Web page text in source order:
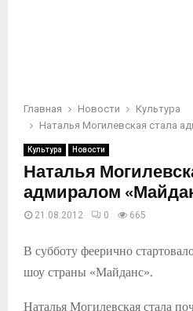
Главная Новости
Культура
Наталья Могилевская стала
Культура Новости
Наталья
адмиралом
21.08.2012 0 665
В субботу феерично
шоу страны «Майданс».
Наталья Могилевская стала